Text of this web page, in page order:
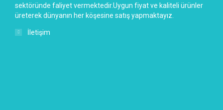
sektöründe faliyet vermektedir.Uygun fiyat ve kaliteli ürünler
üreterek dünyanın her köşesine satış yapmaktayız.
İletişim